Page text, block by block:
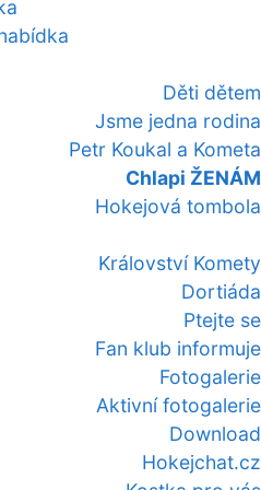
Děti dětem
Jsme jedna rodina
Petr Koukal a Kometa
Chlapi ŽENÁM
Hokejová tombola
Království Komety
Dortiáda
Ptejte se
Fan klub informuje
Fotogalerie
Aktivní fotogalerie
Download
Hokejchat.cz